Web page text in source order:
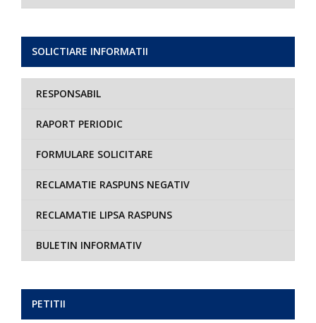
SOLICTIARE INFORMATII
RESPONSABIL
RAPORT PERIODIC
FORMULARE SOLICITARE
RECLAMATIE RASPUNS NEGATIV
RECLAMATIE LIPSA RASPUNS
BULETIN INFORMATIV
PETITII